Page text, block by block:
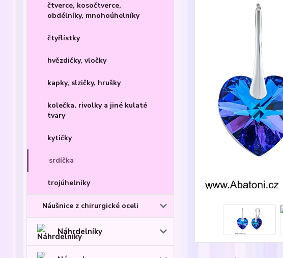
čtverce, kosočtverce,
obdélníky, mnohoúhelníky
čtyřlístky
hvězdičky, vločky
kapky, slzičky, hrušky
kolečka, rivolky a jiné kulaté
tvary
kytičky
srdíčka
trojúhelníky
Náušnice z chirurgické oceli
Náhrdelníky